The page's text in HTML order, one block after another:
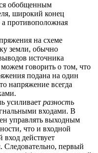
обобщенным
широкий конец
а противоположная
на схеме
земли, обычно
источника
говорить о том, что
подана на один
напряжение всегда
усиливает разность
входами. В
управлять выходным
что и входной
вход действует
первый